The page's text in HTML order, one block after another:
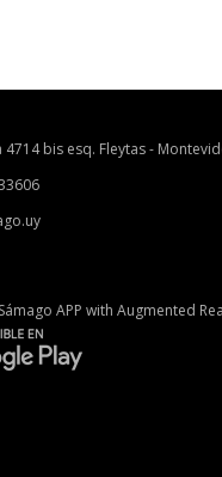
4714 bis esq. Fleytas -
APP with Augmented